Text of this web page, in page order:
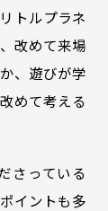
トルプラネ
改めて来場
、遊びが学
めて考える
さっている
イントも多